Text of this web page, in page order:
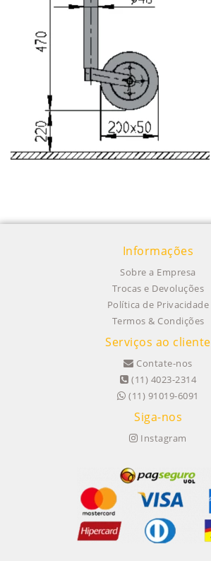
Informações
Sobre a Empresa
Trocas e Devoluções
Política de Privacidade
Termos & Condições
Serviços ao cliente
Contate-nos
(11) 4023-2314
(11) 91019-6091
Siga-nos
Instagram